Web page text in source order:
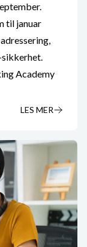
til januar
Academy
LES MER